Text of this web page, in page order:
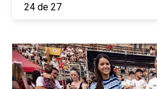
24 de 27